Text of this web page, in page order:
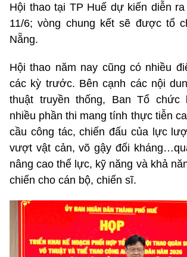
Hội thao tại TP Huế dự kiến diễn
11/6; vòng chung kết sẽ được tổ
Nẵng.
Hội thao năm nay cũng có nhiều
các kỳ trước. Bên cạnh các nội
thuật truyền thống, Ban Tổ chức
nhiều phần thi mang tính thực tiễn
cầu công tác, chiến đấu của lực
vượt vật cản, võ gậy đối
nâng cao thể lực, kỹ năng và khả
chiến cho cán bộ, chiến sĩ.